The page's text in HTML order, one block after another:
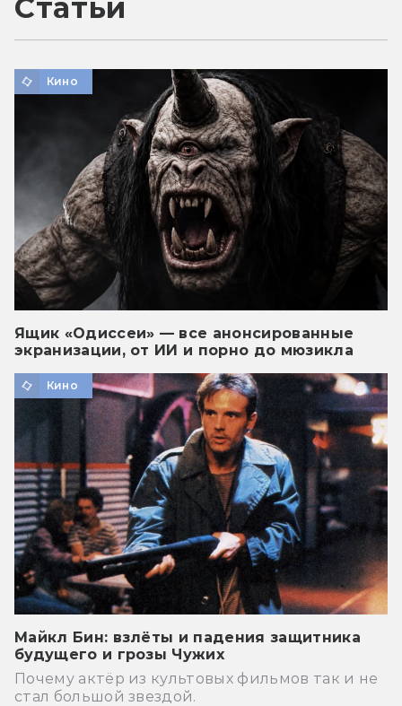
Статьи
Кино
Ящик «Одиссеи» — все анонсированные
экранизации, от ИИ и порно до мюзикла
Кино
Майкл Бин: взлёты и падения защитника
будущего и грозы Чужих
Почему актёр из культовых фильмов так и не
стал большой звездой.